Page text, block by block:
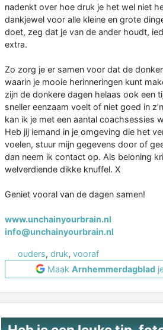
nadenkt over hoe druk je het wel niet
dankjewel voor alle kleine en grote
doet, zeg dat je van de ander houdt,
extra.
Zo zorg je er samen voor dat de
waarin je mooie herinneringen kunt
zijn de donkere dagen helaas ook een
sneller eenzaam voelt of niet goed in
kan ik je met een aantal coachsessies
Heb jij iemand in je omgeving die het
voelen, stuur mijn gegevens door of
dan neem ik contact op. Als beloning
welverdiende dikke knuffel. X
Geniet vooral van de dagen samen!
www.unchainyourbrain.nl
info@unchainyourbrain.nl
ouders, druk, vooraf
Maak Arnhemmerdagblad